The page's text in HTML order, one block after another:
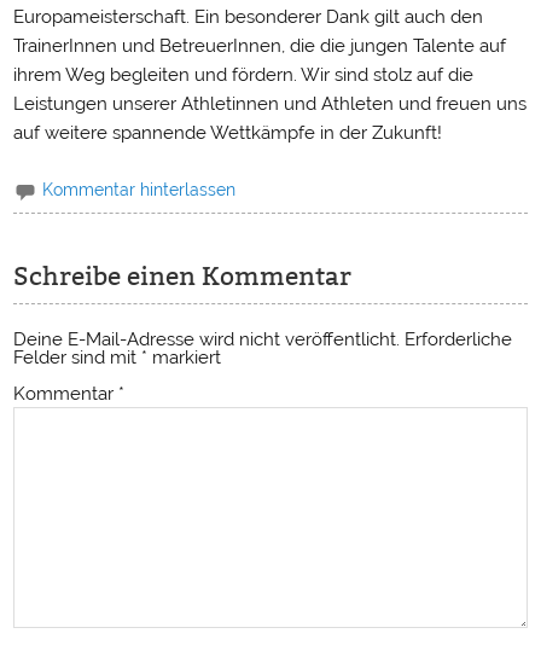
Europameisterschaft. Ein besonderer Dank gilt auch den
TrainerInnen und BetreuerInnen, die die jungen Talente auf
ihrem Weg begleiten und fördern. Wir sind stolz auf die
Leistungen unserer Athletinnen und Athleten und freuen uns
auf weitere spannende Wettkämpfe in der Zukunft!
Kommentar hinterlassen
Schreibe einen Kommentar
Deine E-Mail-Adresse wird nicht veröffentlicht. Erforderliche
Felder sind mit * markiert
Kommentar *